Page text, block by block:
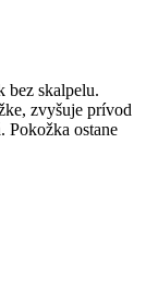
bez skalpelu.
zvyšuje prívod
ostane